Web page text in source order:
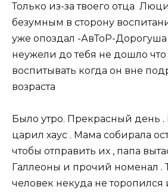
Только из-за твоего отца
безумным в сторону
уже опоздал -АвТоР-
неужели до тебя не дошло
воспитывать когда он вне
возраста
Было утро. Прекрасный день
царил хаус . Мама собирала
чтобы отправить их , папа
Галлеоны и прочий номенал .
человек некуда не торопился